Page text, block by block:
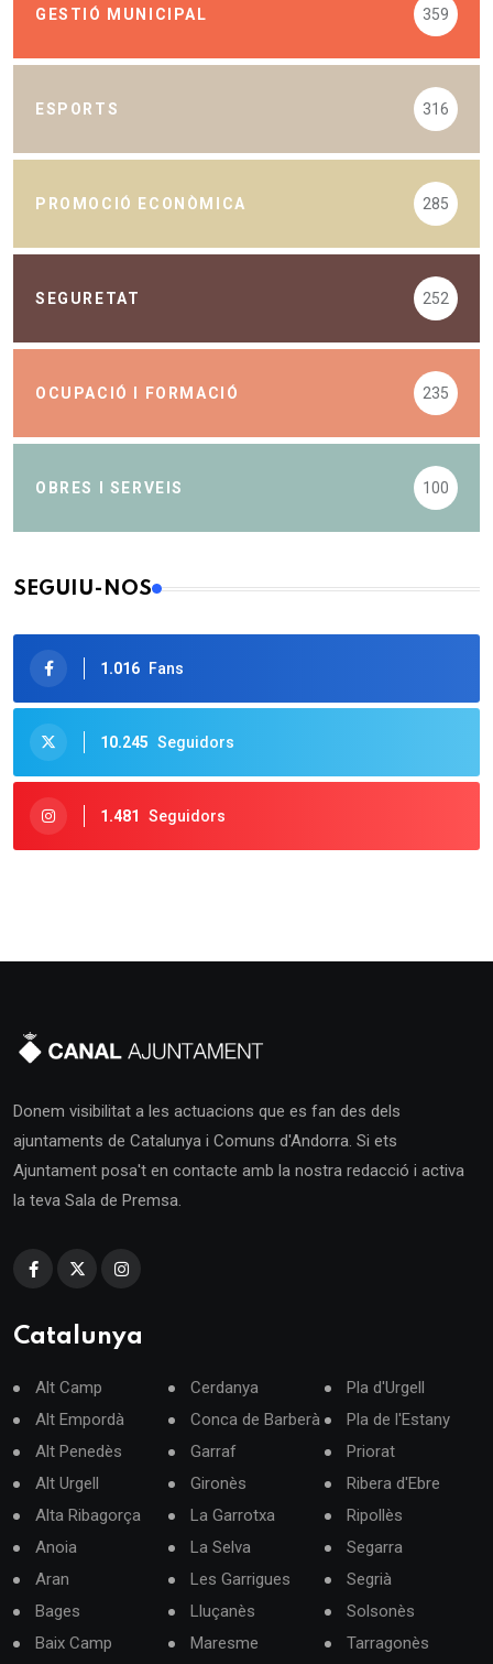
GESTIÓ MUNICIPAL 359
ESPORTS 316
PROMOCIÓ ECONÒMICA 285
SEGURETAT 252
OCUPACIÓ I FORMACIÓ 235
OBRES I SERVEIS 100
SEGUIU-NOS
1.016 Fans
10.245 Seguidors
1.481 Seguidors
Donem visibilitat a les actuacions que es fan des dels
ajuntaments de Catalunya i Comuns d'Andorra. Si ets
Ajuntament posa't en contacte amb la nostra redacció i activa
la teva Sala de Premsa.
Catalunya
Alt Camp
Alt Empordà
Alt Penedès
Alt Urgell
Alta Ribagorça
Anoia
Aran
Bages
Baix Camp
Cerdanya
Conca de Barberà
Garraf
Gironès
La Garrotxa
La Selva
Les Garrigues
Lluçanès
Maresme
Pla d'Urgell
Pla de l'Estany
Priorat
Ribera d'Ebre
Ripollès
Segarra
Segrià
Solsonès
Tarragonès